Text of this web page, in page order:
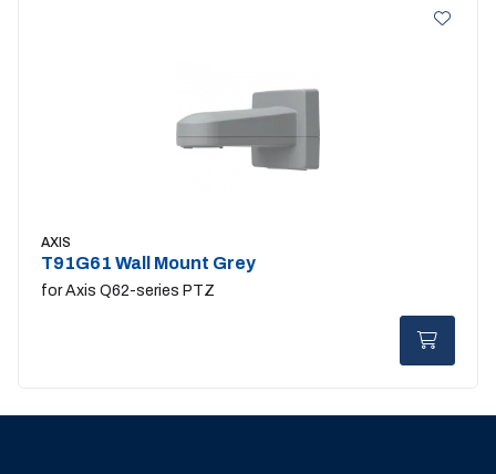
AXIS
T91G61 Wall Mount Grey
for Axis Q62-series PTZ